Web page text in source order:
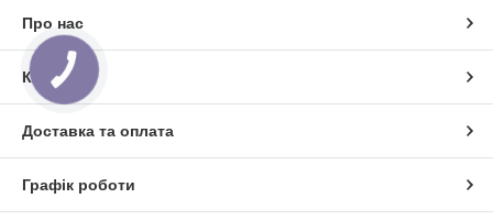
Про нас
Контакти
Доставка та оплата
Графік роботи
КНОПКА
ЗВ'ЯЗКУ